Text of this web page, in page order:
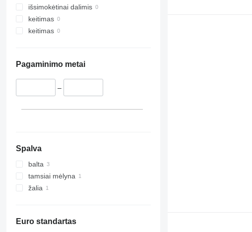
išsimokėtinai dalimis
keitimas
keitimas
Pagaminimo metai
–
Spalva
balta
tamsiai mėlyna
žalia
Euro standartas